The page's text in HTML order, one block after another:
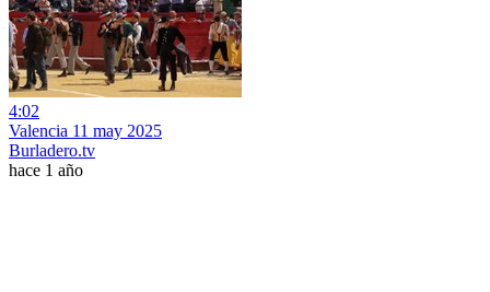
4:02
Valencia 11 may 2025
Burladero.tv
hace 1 año